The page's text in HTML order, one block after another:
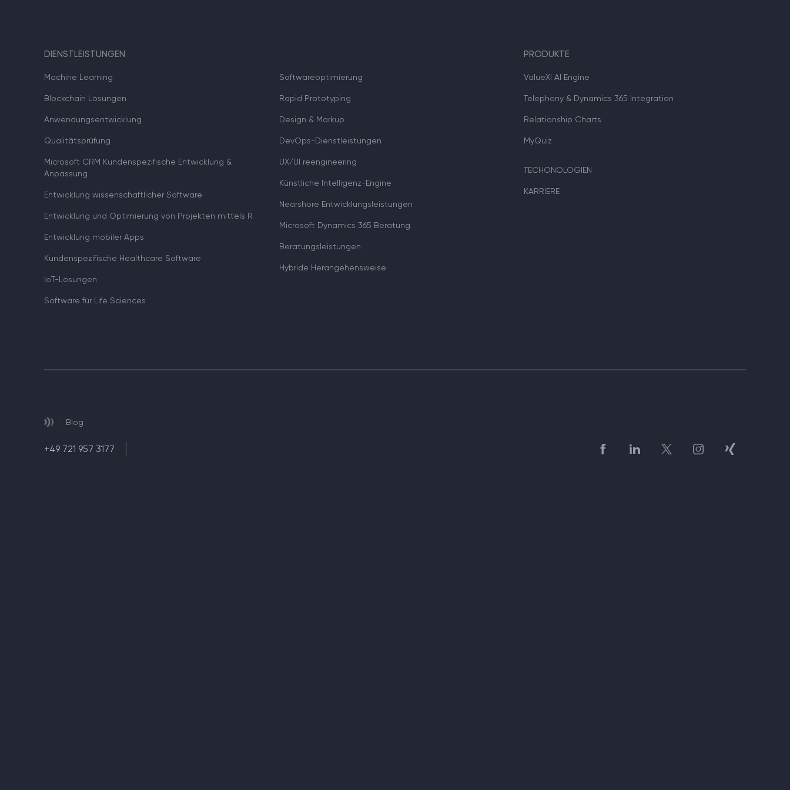
DIENSTLEISTUNGEN
Machine Learning
Blockchain Lösungen
Anwendungsentwicklung
Qualitätsprüfung
Microsoft CRM Kundenspezifische Entwicklung &
Anpassung
Entwicklung wissenschaftlicher Software
Entwicklung und Optimierung von Projekten mittels R
Entwicklung mobiler Apps
Kundenspezifische Healthcare Software
IoT-Lösungen
Software für Life Sciences
Softwareoptimierung
Rapid Prototyping
Design & Markup
DevOps-Dienstleistungen
UX/UI reengineering
Künstliche Intelligenz-Engine
Nearshore Entwicklungsleistungen
Microsoft Dynamics 365 Beratung
Beratungsleistungen
Hybride Herangehensweise
PRODUKTE
ValueXI AI Engine
Telephony & Dynamics 365 Integration
Relationship Charts
MyQuiz
TECHONOLOGIEN
KARRIERE
Blog
+49 721 957 3177